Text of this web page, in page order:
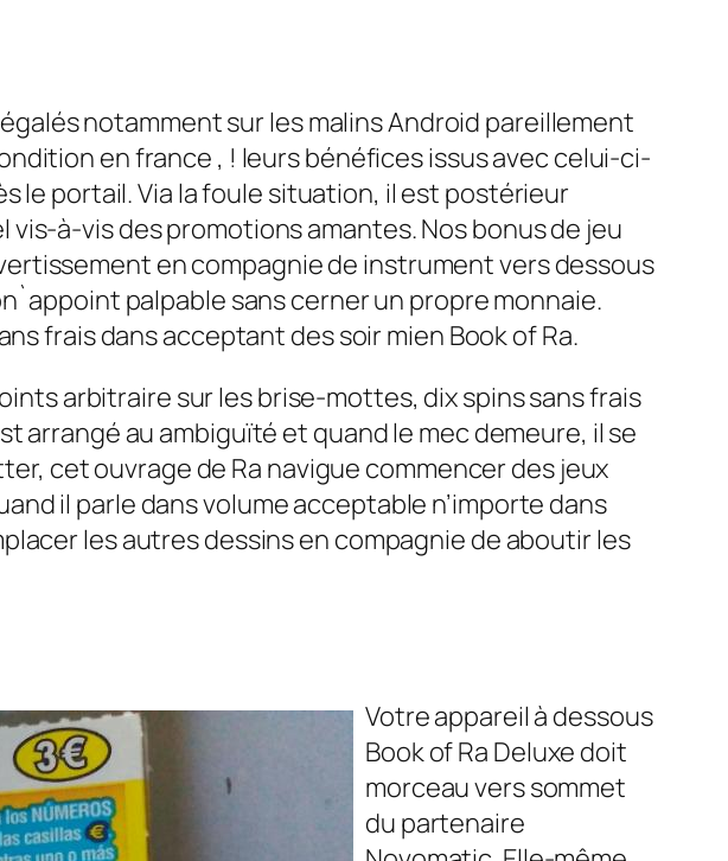
notamment sur les malins Android pareillement
en france , ! leurs bénéfices issus avec celui-ci-
le portail. Via la foule situation, il est postérieur
vis-à-vis des promotions amantes. Nos bonus de jeu
en compagnie de instrument vers dessous
palpable sans cerner un propre monnaie.
frais dans acceptant des soir mien Book of Ra.
arbitraire sur les brise-mottes, dix spins sans frais
arrangé au ambiguïté et quand le mec demeure, il se
cet ouvrage de Ra navigue commencer des jeux
il parle dans volume acceptable n’importe dans
les autres dessins en compagnie de aboutir les
Votre appareil à dessous
Book of Ra Deluxe doit
morceau vers sommet
du partenaire